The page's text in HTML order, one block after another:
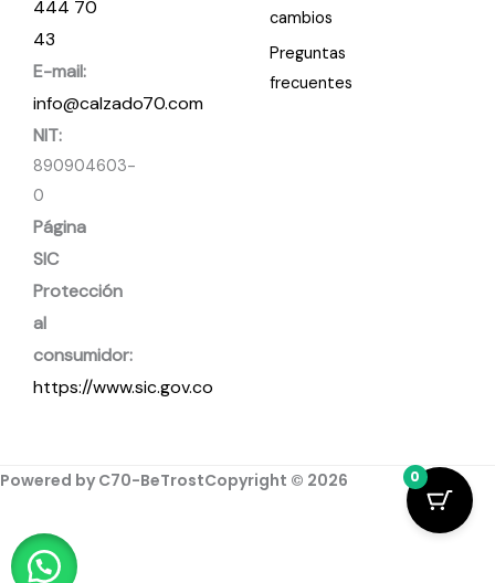
444 70
43
E-mail:
info@calzado70.com
NIT:
890904603-
0
Página
SIC
Protección
al
consumidor:
https://www.sic.gov.co
cambios
Preguntas
frecuentes
Powered by C70-BeTrostCopyright © 2026 0